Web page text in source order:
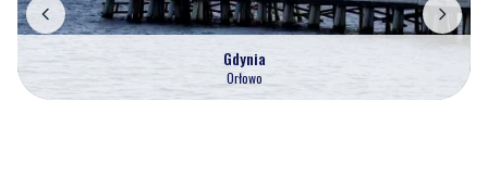
Gdynia
Orłowo